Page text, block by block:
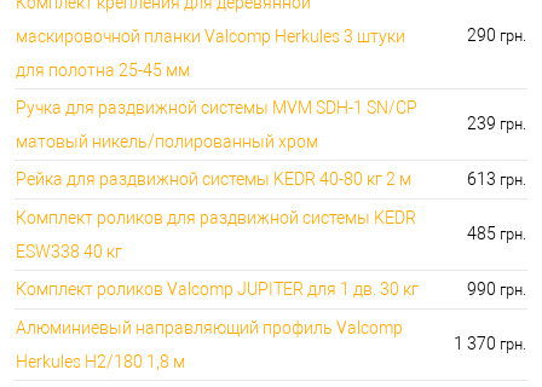
маскировочной планки Valcomp Herkules 3 штуки
для полотна 25-45 мм
290 грн.
Ручка для раздвижной системы MVM SDH-1 SN/CP
матовый никель/полированный хром
239 грн.
Рейка для раздвижной системы KEDR 40-80 кг 2 м 613 грн.
Комплект роликов для раздвижной системы KEDR
ESW338 40 кг
485 грн.
Комплект роликов Valcomp JUPITER для 1 дв. 30 кг 990 грн.
Алюминиевый направляющий профиль Valcomp
Herkules H2/180 1,8 м
1 370 грн.